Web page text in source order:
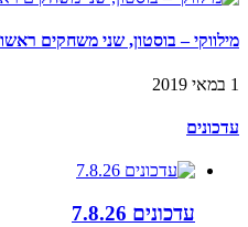
מילווקי – בוסטון, שני משחקים
1 במאי 2019
עדכונים
עדכונים 7.8.26